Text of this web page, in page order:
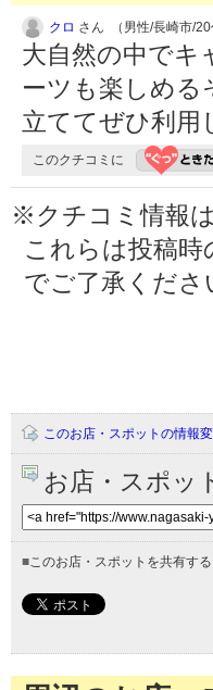
クロ さん （男性/長崎市/20
大自然の中でキ
ーツも楽しめる
立ててぜひ利用
このクチコミに
※クチコミ情報
これらは投稿
でご了承くださ
このお店・スポットの情報
お店・スポッ
■このお店・スポットを共有する